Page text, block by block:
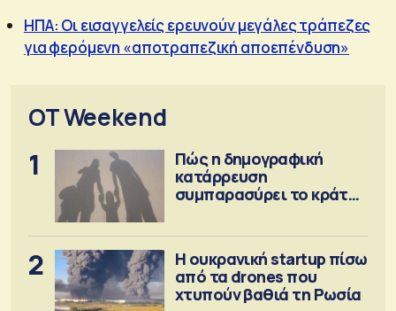
ΗΠΑ: Οι εισαγγελείς ερευνούν μεγάλες τράπεζες
για φερόμενη «αποτραπεζική αποεπένδυση»
OT Weekend
1
Πώς η δημογραφική
κατάρρευση
συμπαρασύρει το κράτος
2
Η ουκρανική startup πίσω
από τα drones που
χτυπούν βαθιά τη Ρωσία